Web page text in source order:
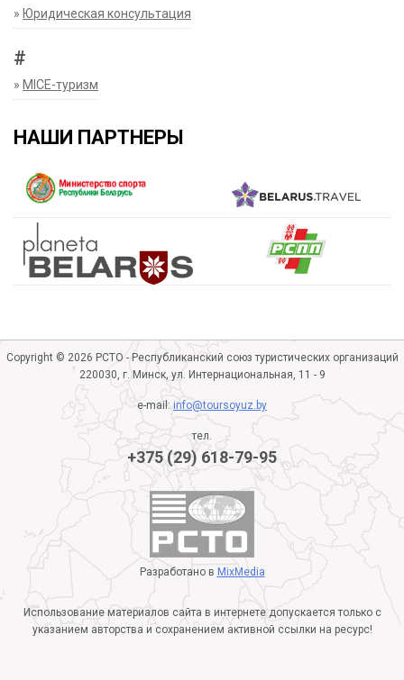
» Юридическая консультация
#
» MICE-туризм
НАШИ ПАРТНЕРЫ
Copyright © 2026 РСТО - Республиканский союз туристических организаций
220030, г. Минск, ул. Интернациональная, 11 - 9
e-mail:info@toursoyuz.by
тел.
+375 (29) 618-79-95
Разработано в MixMedia
Использование материалов сайта в интернете допускается только с
указанием авторства и сохранением активной ссылки на ресурс!